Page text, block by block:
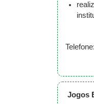
Jogos